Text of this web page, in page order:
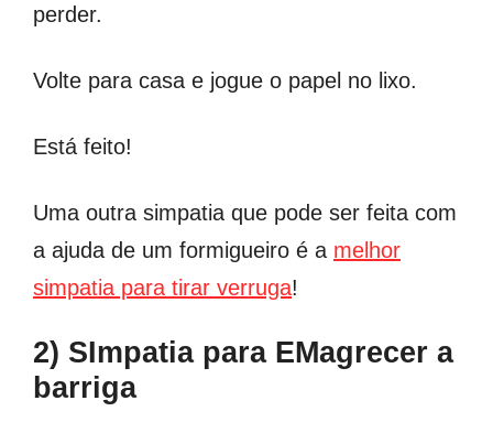
perder.
Volte para casa e jogue o papel no lixo.
Está feito!
Uma outra simpatia que pode ser feita com
a ajuda de um formigueiro é a melhor
simpatia para tirar verruga!
2) SImpatia para EMagrecer a
barriga